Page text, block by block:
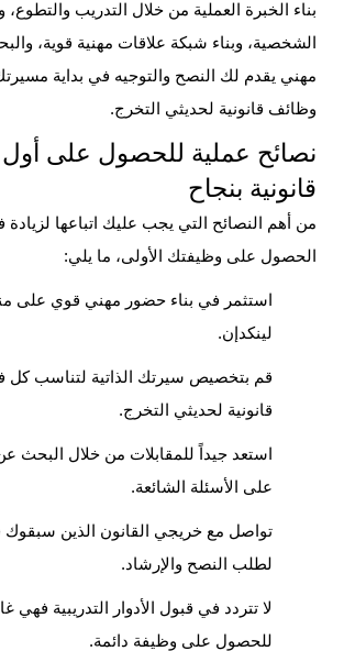
بناء الخبرة العملية من خلال التدريب والتطوع،
الشخصية، وبناء شبكة علاقات مهنية قوية،
مهني يقدم لك النصح والتوجيه في بداية
وظائف قانونية لحديثي التخرج.
نصائح عملية للحصول على
قانونية بنجاح
من أهم النصائح التي يجب عليك اتباعها
الحصول على وظيفتك الأولى، ما يلي:
استثمر في بناء حضور مهني قوي على
لينكدإن.
قم بتخصيص سيرتك الذاتية لتناسب
قانونية لحديثي التخرج.
استعد جيداً للمقابلات من خلال البحث
على الأسئلة الشائعة.
تواصل مع خريجي القانون الذين
لطلب النصح والإرشاد.
لا تتردد في قبول الأدوار التدريبية فهي
للحصول على وظيفة دائمة.